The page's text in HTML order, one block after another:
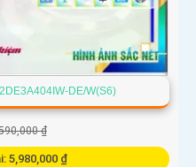
DE/W(S6)
₫
5,980,000 ₫